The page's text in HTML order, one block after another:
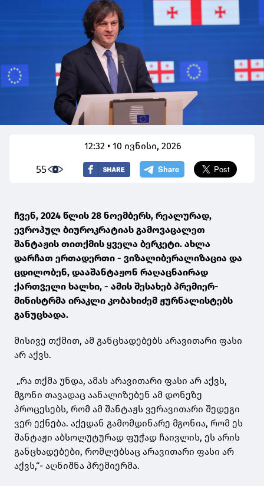
12:32 • 10 ივნისი, 2026
55
ჩვენ, 2024 წლის 28 ნოემბერს, რეალურად,
ევროპულ ბიუროკრატიას გამოვაცალეთ
შანტაჟის თითქმის ყველა ბერკეტი. ახლა
დარჩათ ერთადერთი - ვიზალიბერალიზაცია და
ცდილობენ, დააშანტაჟონ რაღაცნაირად
ქართველი ხალხი, - ამის შესახებ პრემიერ-
მინისტრმა ირაკლი კობახიძემ ჟურნალისტებს
განუცხადა.
მისივე თქმით, ამ განცხადებებს არავითარი ფასი
არ აქვს.
„რა თქმა უნდა, ამას არავითარი ფასი არ აქვს,
მგონი თავადაც აანალიზებენ ამ დონეზე
პროცესებს, რომ ამ შანტაჟს ვერავითარი შედეგი
ვერ ექნება. აქედან გამომდინარე მგონია, რომ ეს
შანტაჟი აბსოლუტურად ფუჭად ჩაივლის, ეს არის
განცხადებები, რომლებსაც არავითარი ფასი არ
აქვს,“- აღნიშნა პრემიერმა.